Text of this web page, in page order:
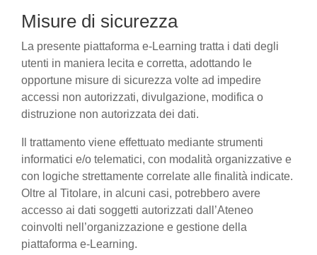
Misure di sicurezza
La presente piattaforma e-Learning tratta i dati degli
utenti in maniera lecita e corretta, adottando le
opportune misure di sicurezza volte ad impedire
accessi non autorizzati, divulgazione, modifica o
distruzione non autorizzata dei dati.
Il trattamento viene effettuato mediante strumenti
informatici e/o telematici, con modalità organizzative e
con logiche strettamente correlate alle finalità indicate.
Oltre al Titolare, in alcuni casi, potrebbero avere
accesso ai dati soggetti autorizzati dall’Ateneo
coinvolti nell’organizzazione e gestione della
piattaforma e-Learning.